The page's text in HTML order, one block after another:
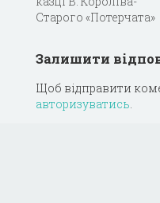
Старого «Потерчата»
Залишити
Щоб відправити
авторизуватись.